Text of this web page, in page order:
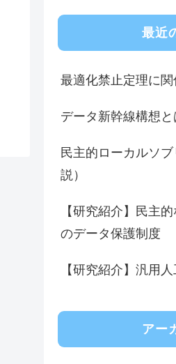
最近
最適化禁止定理に
データ新幹線構想と
民主的ローカルソ
説）
【研究紹介】民主
のデータ保護制度
【研究紹介】汎用
アー